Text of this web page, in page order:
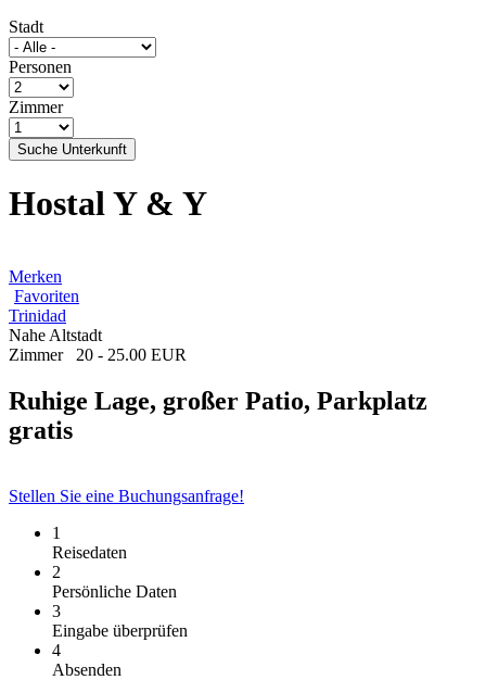
Stadt
Personen
Zimmer
Suche Unterkunft
Hostal Y & Y
Merken
Favoriten
Trinidad
Nahe Altstadt
Zimmer
20 - 25.00 EUR
Ruhige Lage, großer Patio, Parkplatz
gratis
Stellen Sie eine Buchungsanfrage!
1
Reisedaten
2
Persönliche Daten
3
Eingabe überprüfen
4
Absenden